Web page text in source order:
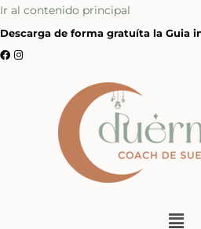
Ir al contenido principal
Descarga de forma gratuíta la Guia